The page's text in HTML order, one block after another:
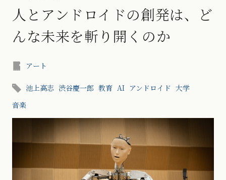
人とアンドロイドの創発は、ど
んな未来を斬り開くのか
アート
池上高志 渋谷慶一郎 教育 AI アンドロイド 大学
音楽